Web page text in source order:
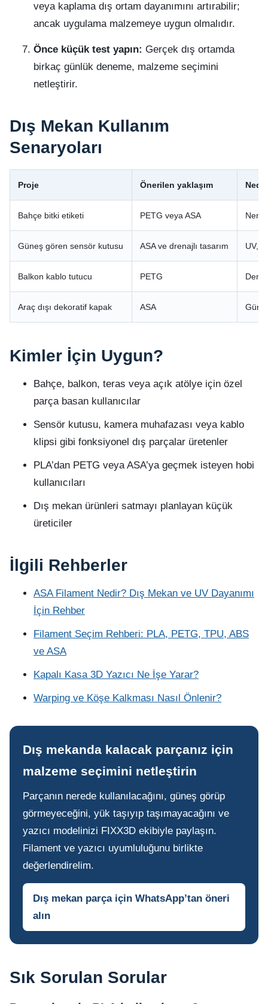
veya kaplama dış ortam dayanımını artırabilir;
ancak uygulama malzemeye uygun olmalıdır.
Önce küçük test yapın: Gerçek dış ortamda
birkaç günlük deneme, malzeme seçimini
netleştirir.
Dış Mekan Kullanım
Senaryoları
Proje Önerilen yaklaşım
Bahçe bitki etiketi PETG veya ASA Nem,
Güneş gören sensör kutusu ASA ve drenajlı tasarım UV,
Balkon kablo tutucu PETG
Araç dışı dekoratif kapak ASA
Kimler İçin Uygun?
Bahçe, balkon, teras veya açık atölye için özel
parça basan kullanıcılar
Sensör kutusu, kamera muhafazası veya kablo
klipsi gibi fonksiyonel dış parçalar üretenler
PLA’dan PETG veya ASA’ya geçmek isteyen hobi
kullanıcıları
Dış mekan ürünleri satmayı planlayan küçük
üreticiler
İlgili Rehberler
ASA Filament Nedir? Dış Mekan ve UV Dayanımı
İçin Rehber
Filament Seçim Rehberi: PLA, PETG, TPU, ABS
ve ASA
Kapalı Kasa 3D Yazıcı Ne İşe Yarar?
Warping ve Köşe Kalkması Nasıl Önlenir?
Dış mekanda kalacak parçanız için
malzeme seçimini netleştirin
Parçanın nerede kullanılacağını, güneş görüp
görmeyeceğini, yük taşıyıp taşımayacağını ve
yazıcı modelinizi FIXX3D ekibiyle paylaşın.
Filament ve yazıcı uyumluluğunu birlikte
değerlendirelim.
Dış mekan parça için WhatsApp’tan öneri
alın
Sık Sorulan Sorular